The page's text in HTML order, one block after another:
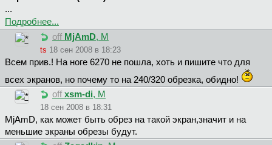
...
Подробнее...
off MjAmD, М
ts 18 сен 2008 в 18:23
Всем прив.! На ноге 6270 не пошла, хоть и пишите что для
всех экранов, но почему то на 240/320 обрезка, обидно!
off xsm-di, М
18 сен 2008 в 18:31
MjAmD, как может быть обрез на такой экран,значит и на
меньшие экраны обрезы будут.